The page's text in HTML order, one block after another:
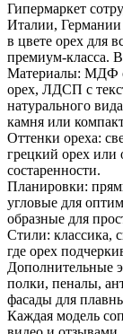
Гипермаркет
Италии, Германии
в цвете орех для
премиум-класса.
Материалы: МДФ
орех, ЛДСП с
натурального
камня или
Оттенки ореха:
грецкий орех или
состаренности.
Планировки:
угловые для
образные для
Стили: классика,
где орех
Дополнительные
полки, пеналы,
фасады для
Каждая модель